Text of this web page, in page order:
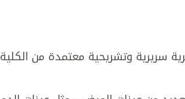
سريرية وتشريحية معتمدة من الكلية